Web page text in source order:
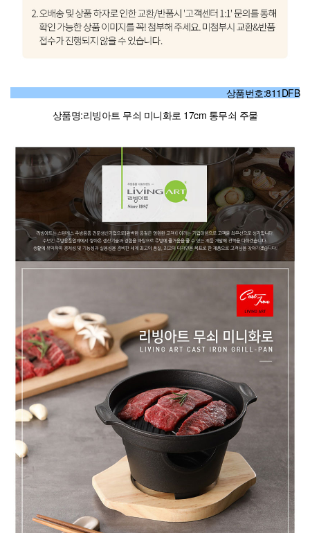
상품번호:811DFB
상품명:리빙아트 무쇠 미니화로 17cm 통무쇠 주물